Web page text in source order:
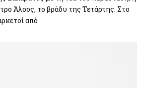
Άλσος, το βράδυ της Τετάρτης. Στο
από